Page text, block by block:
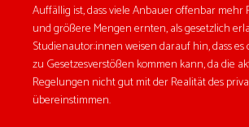
Auffällig ist, dass viele Anbauer offenbar mehr
und größere Mengen ernten, als gesetzlich
Studienautor:innen weisen darauf hin, dass
zu Gesetzesverstößen kommen kann, da die
Regelungen nicht gut mit der Realität des
übereinstimmen.